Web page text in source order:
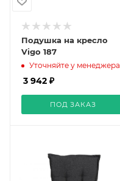
Подушка на кресло
Vigo 187
Уточняйте у менеджера
3 942 ₽
ПОД ЗАКАЗ